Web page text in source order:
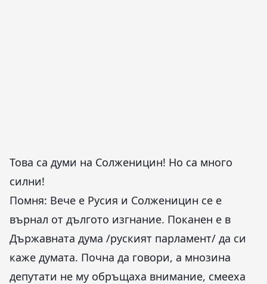
Това са думи на Солженицин! Но са много
силни!
Помня: Вече е Русия и Солженицин се е
върнал от дългото изгнание. Поканен е в
Държавната дума /руският парламент/ да си
каже думата. Почна да говори, а мнозина
депутати не му обръщаха внимание, смееха